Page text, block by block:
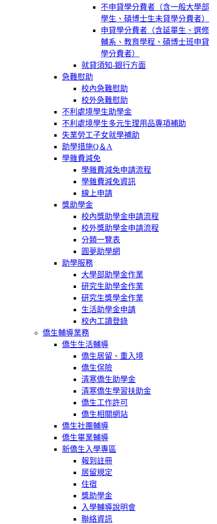
不申貸學分費者（含一般大學部
學生、碩博士生未貸學分費者）
申貸學分費者（含延畢生、選修
輔系、教育學程、碩博士班申貸
學分費者）
就貸須知-銀行方面
急難慰助
校內急難慰助
校外急難慰助
不利處境學生助學金
不利處境學生多元生理用品專項補助
失業勞工子女就學補助
助學措施Q＆A
學雜費減免
學雜費減免申請流程
學雜費減免資訊
線上申請
獎助學金
校內獎助學金申請流程
校外獎助學金申請流程
分類一覽表
圓夢助學網
助學服務
大學部助學金作業
研究生助學金作業
研究生獎學金作業
生活助學金申請
校內工讀登錄
僑生輔導業務
僑生生活輔導
僑生居留、重入境
僑生保險
清寒僑生助學金
清寒僑生學習扶助金
僑生工作許可
僑生相關網站
僑生社團輔導
僑生畢業輔導
新僑生入學專區
報到註冊
居留規定
住宿
獎助學金
入學輔導說明會
聯絡資訊